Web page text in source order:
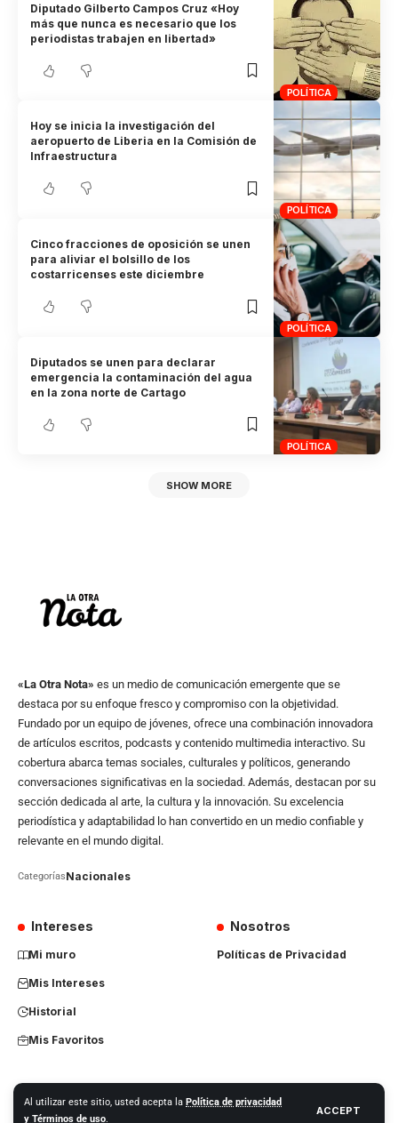
Al utilizar este sitio, usted acepta la Política de privacidad
y Términos de uso.
ACCEPT
POLÍTICA
Diputado Gilberto Campos Cruz «Hoy
más que nunca es necesario que los
periodistas trabajen en libertad»
POLÍTICA
Hoy se inicia la investigación del
aeropuerto de Liberia en la Comisión de
Infraestructura
POLÍTICA
Cinco fracciones de oposición se unen
para aliviar el bolsillo de los
costarricenses este diciembre
POLÍTICA
Diputados se unen para declarar
emergencia la contaminación del agua
en la zona norte de Cartago
SHOW MORE
«La Otra Nota» es un medio de comunicación emergente que se
destaca por su enfoque fresco y compromiso con la objetividad.
Fundado por un equipo de jóvenes, ofrece una combinación innovadora
de artículos escritos, podcasts y contenido multimedia interactivo. Su
cobertura abarca temas sociales, culturales y políticos, generando
conversaciones significativas en la sociedad. Además, destacan por su
sección dedicada al arte, la cultura y la innovación. Su excelencia
periodística y adaptabilidad lo han convertido en un medio confiable y
relevante en el mundo digital.
CategoríasNacionales
Intereses
Mi muro
Mis Intereses
Historial
Mis Favoritos
Nosotros
Políticas de Privacidad